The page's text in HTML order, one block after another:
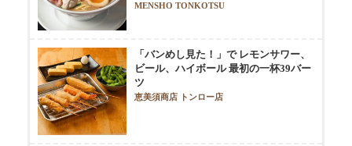
MENSHO TONKOTSU
「バンめし見た！」で レモンサワー、
ビール、ハイボール 最初の一杯39バー
ツ
恵美須商店 トンロー店